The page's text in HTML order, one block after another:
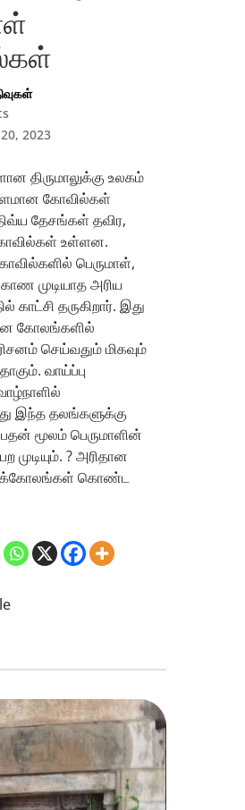
2023
திருமாலுக்கு உலகம்
கோவில்கள்
தேசங்கள் தவிர,
உள்ளன.
பெருமாள்,
முடியாத அரிய
காட்சி தருகிறார். இது
கோலங்களில்
செய்வதும் மிகவும்
வாய்ப்பு
இந்த தலங்களுக்கு
மூலம் பெருமாளின்
முடியும். ? அரிதான
கொண்ட